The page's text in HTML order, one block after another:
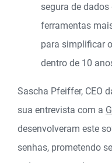
segura de
ferramentas
para simplificar
dentro de 10
Sascha Pfeiffer, CEO
sua entrevista com a
desenvolveram este
senhas, prometendo